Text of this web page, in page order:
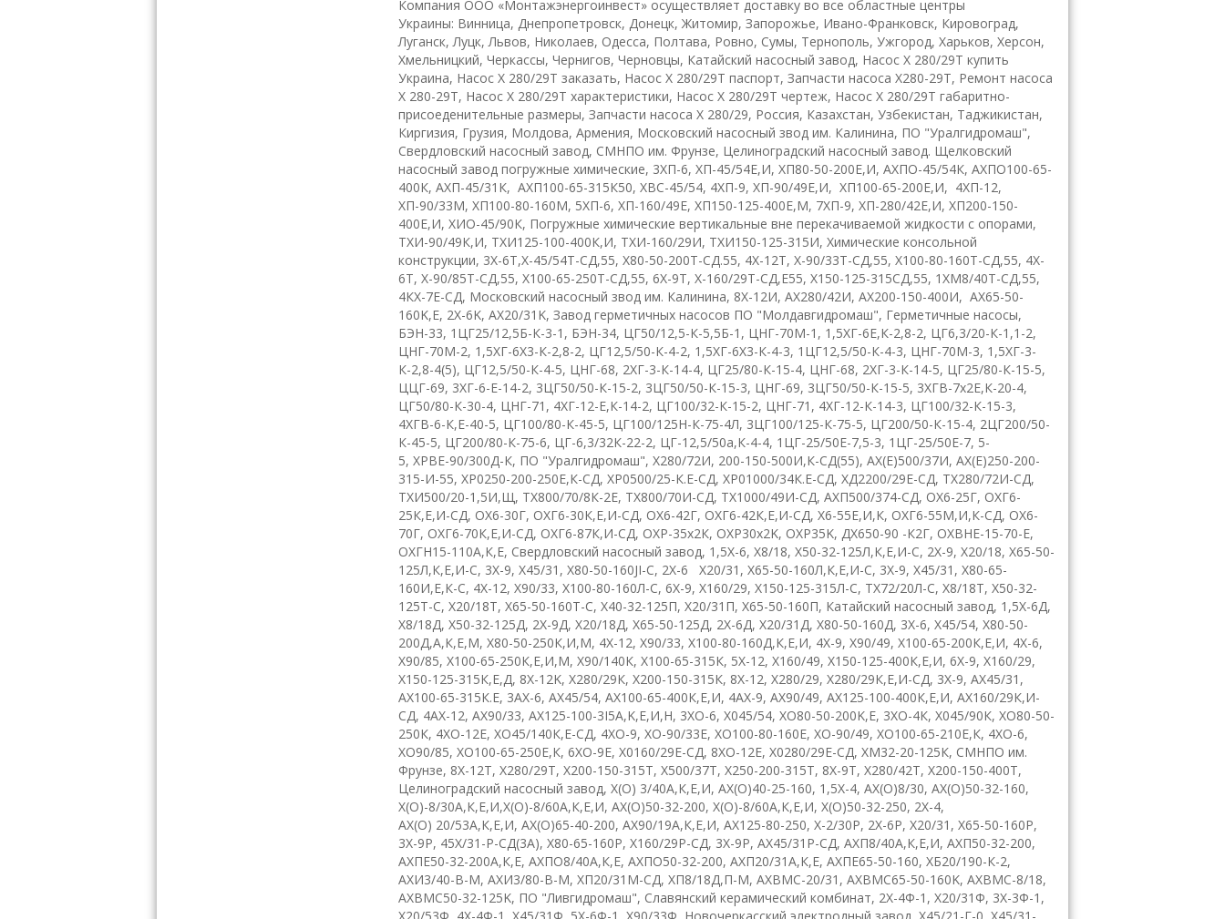
Компания ООО «Монтажэнергоинвест» осуществляет доставку во все областные центры
Украины: Винница, Днепропетровск, Донецк, Житомир, Запорожье, Ивано-Франковск, Кировоград,
Луганск, Луцк, Львов, Николаев, Одесса, Полтава, Ровно, Сумы, Тернополь, Ужгород, Харьков, Херсон,
Хмельницкий, Черкассы, Чернигов, Черновцы, Катайский насосный завод, Насос Х 280/29Т купить
Украина, Насос Х 280/29Т заказать, Насос Х 280/29Т паспорт, Запчасти насоса Х280-29Т, Ремонт насоса
Х 280-29Т, Насос Х 280/29Т характеристики, Насос Х 280/29Т чертеж, Насос Х 280/29Т габаритно-
присоеденительные размеры, Запчасти насоса Х 280/29, Россия, Казахстан, Узбекистан, Таджикистан,
Киргизия, Грузия, Молдова, Армения, Московский насосный звод им. Калинина, ПО "Уралгидромаш",
Свердловский насосный завод, СМНПО им. Фрунзе, Целиноградский насосный завод. Щелковский
насосный завод погружные химические, 3ХП-6, ХП-45/54Е,И, ХП80-50-200Е,И, АХПО-45/54К, АХПО100-65-
400К, АХП-45/31К, АХП100-65-315К50, ХВС-45/54, 4ХП-9, ХП-90/49Е,И, ХП100-65-200Е,И, 4ХП-12,
ХП-90/33М, ХП100-80-160М, 5ХП-6, ХП-160/49Е, ХП150-125-400Е,М, 7ХП-9, ХП-280/42Е,И, ХП200-150-
400Е,И, ХИО-45/90К, Погружные химические вертикальные вне перекачиваемой жидкости с опорами,
ТХИ-90/49К,И, ТХИ125-100-400К,И, ТХИ-160/29И, ТХИ150-125-315И, Химические консольной
конструкции, 3X-6T,Х-45/54Т-СД,55, Х80-50-200Т-СД.55, 4X-12T, Х-90/33Т-СД,55, Х100-80-160Т-СД,55, 4X-
6T, Х-90/85Т-СД,55, Х100-65-250Т-СД,55, 6Х-9Т, Х-160/29Т-СД,Е55, Х150-125-315СД,55, 1ХМ8/40Т-СД,55,
4КХ-7Е-СД, Московский насосный звод им. Калинина, 8Х-12И, АХ280/42И, АХ200-150-400И, AX65-50-
160K,E, 2X-6K, AX20/31 K, Завод герметичных насосов ПО "Молдавгидромаш", Герметичные насосы,
БЭН-33, 1ЦГ25/12,5Б-К-3-1 , БЭН-34, ЦГ50/12,5-К-5,5Б-1 , ЦНГ-70М-1 , 1,5ХГ-6Е,К-2,8-2, ЦГ6,3/20-К-1,1-2,
ЦНГ-70М-2, 1,5ХГ-6Х3-К-2,8-2, ЦГ12,5/50-К-4-2, 1,5ХГ-6Х3-К-4-3, 1ЦГ12,5/50-К-4-3, ЦНГ-70М-3, 1,5ХГ-3-
К-2,8-4(5), ЦГ12,5/50-К-4-5, ЦНГ-68, 2ХГ-3-К-14-4, ЦГ25/80-К-15-4, ЦНГ-68, 2ХГ-3-К-14-5, ЦГ25/80-К-15-5,
ЦЦГ-69, 3ХГ-6-Е-14-2, 3ЦГ50/50-К-15-2, 3ЦГ50/50-К-15-3, ЦНГ-69, 3ЦГ50/50-К-15-5, 3ХГВ-7х2Е,К-20-4,
ЦГ50/80-К-30-4, ЦНГ-71 , 4ХГ-12-Е,К-14-2, ЦГ100/32-К-15-2, ЦНГ-71 , 4ХГ-12-К-14-3, ЦГ100/32-К-15-3,
4ХГВ-6-К,Е-40-5, ЦГ100/80-К-45-5, ЦГ100/125Н-К-75-4Л, 3ЦГ100/125-К-75-5, ЦГ200/50-К-15-4, 2ЦГ200/50-
К-45-5, ЦГ200/80-К-75-6, ЦГ-6,3/32К-22-2, ЦГ-12,5/50а,К-4-4, 1ЦГ-25/50Е-7,5-3, 1ЦГ-25/50Е-7, 5-
5, ХРВЕ-90/300Д-К, ПО "Уралгидромаш", Х280/72И, 200-150-500И,К-СД(55), АХ(Е)500/37И, АХ(Е)250-200-
315-И-55, ХР0250-200-250Е,К-СД, ХР0500/25-К.Е-СД, ХР01000/34К.Е-СД, ХД2200/29Е-СД, ТХ280/72И-СД,
ТХИ500/20-1,5И,Щ, ТХ800/70/8К-2Е, ТХ800/70И-СД, ТХ1000/49И-СД, АХП500/374-СД, ОХ6-25Г, ОХГ6-
25К,Е,И-СД, ОХ6-30Г, ОХГ6-30К,Е,И-СД, ОX6-42Г, ОХГ6-42К,Е,И-СД, Х6-55Е,И,К, ОХГ6-55М,И,К-СД, ОХ6-
70Г, ОХГ6-70К,Е,И-СД, ОХГ6-87К,И-СД, ОХР-35х2К, ОXP30х2K, ОXP35K, ДХ650-90 -К2Г, OXВHE-15-70-E,
ОХГН15-110А,К,Е, Свердловский насосный завод, 1,5X-6, X8/18, Х50-32-125Л,К,Е,И-С, 2X-9, X20/18, Х65-50-
125Л,К,Е,И-С, 3Х-9, X45/31 , X80-50-160JI-C, 2X-6 Х20/31 , Х65-50-160Л,К,Е,И-С, 3Х-9, Х45/31 , Х80-65-
160И,Е,К-С, 4X-12, Х90/33, Х100-80-160Л-С, 6X-9, Х160/29, Х150-125-315Л-С, ТХ72/20Л-С, Х8/18Т, X50-32-
125T-C, Х20/18Т, X65-50-160T-C, Х40-32-125П, Х20/31П, Х65-50-160П, Катайский насосный завод, 1,5Х-6Д,
Х8/18Д, Х50-32-125Д, 2Х-9Д, Х20/18Д, Х65-50-125Д, 2Х-6Д, Х20/31Д, Х80-50-160Д, 3Х-6, Х45/54, Х80-50-
200Д,А,К,Е,М, Х80-50-250К,И,М, 4X-12, Х90/33, Х100-80-160Д,К,Е,И, 4X-9, Х90/49, Х100-65-200К,Е,И, 4X-6,
Х90/85, Х100-65-250К,Е,И,М, Х90/140К, Х100-65-315К, 5X-12, Х160/49, Х150-125-400К,Е,И, 6X-9, Х160/29,
Х150-125-315К,Е,Д, 8X-12K, Х280/29К, Х200-150-315К, 8X-12, Х280/29, Х280/29К,Е,И-СД, 3Х-9, АХ45/31 ,
АХ100-65-315К.Е, 3АХ-6, АХ45/54, АХ100-65-400К,Е,И, 4АХ-9, АХ90/49, АХ125-100-400К,Е,И, АХ160/29К,И-
СД, 4AX-12, АХ90/33, AX125-100-3I5A,K,E,И,Н, 3XO-6, Х045/54, XО80-50-200K,E, 3ХО-4К, Х045/90К, ХО80-50-
250К, 4XO-12E, ХО45/140К,Е-СД, 4XО-9, ХО-90/33Е, ХО100-80-160Е, ХО-90/49, ХО100-65-210Е,К, 4XО-6,
ХО90/85, ХО100-65-250Е,К, 6ХО-9Е, Х0160/29Е-СД, 8XO-12E, Х0280/29Е-СД, ХМ32-20-125К, СМНПО им.
Фрунзе, 8X-12T, Х280/29Т, Х200-150-315Т, Х500/37Т, Х250-200-315Т, 8Х-9Т, Х280/42Т, Х200-150-400Т,
Целиноградский насосный завод, Х(О) 3/40А,К,Е,И, АХ(О)40-25-160, 1,5X-4, АХ(О)8/30, АХ(О)50-32-160,
Х(О)-8/30А,К,Е,И,Х(О)-8/60А,К,Е,И, АХ(О)50-32-200, Х(О)-8/60А,К,Е,И, Х(О)50-32-250, 2X-4,
АХ(О) 20/53А,К,Е,И, АХ(О)65-40-200, АХ90/19А,К,Е,И, АХ125-80-250, Х-2/30Р, 2X-6P, Х20/31 , Х65-50-160Р,
3X-9P, 45Х/31-Р-СД(3А), Х80-65-160Р, Х160/29Р-СД, 3X-9P, АХ45/31Р-СД, АХП8/40А,К,Е,И, АХП50-32-200,
АХПЕ50-32-200А,К,Е, АХПО8/40А,К,Е, АХПО50-32-200, АХП20/31А,К,Е, АХПЕ65-50-160, ХБ20/190-К-2,
АХИ3/40-В-М, АХИ3/80-В-М, ХП20/31М-СД, ХП8/18Д,П-М, AXBMC-20/31 , AXBMC65-50-160K, AXBMC-8/18,
AXBMC50-32-125K, ПО "Ливгидромаш", Славянский керамический комбинат, 2Х-4Ф-1 , Х20/31Ф, 3Х-3Ф-1 ,